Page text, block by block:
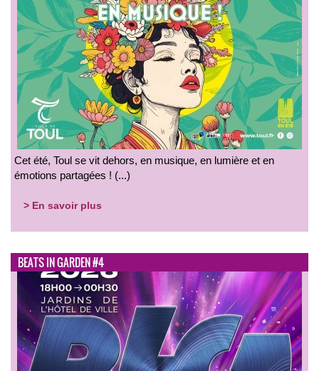
Cet été, Toul se vit dehors, en musique, en lumière et en
émotions partagées ! (...)
> En savoir plus
BEATS IN GARDEN #4